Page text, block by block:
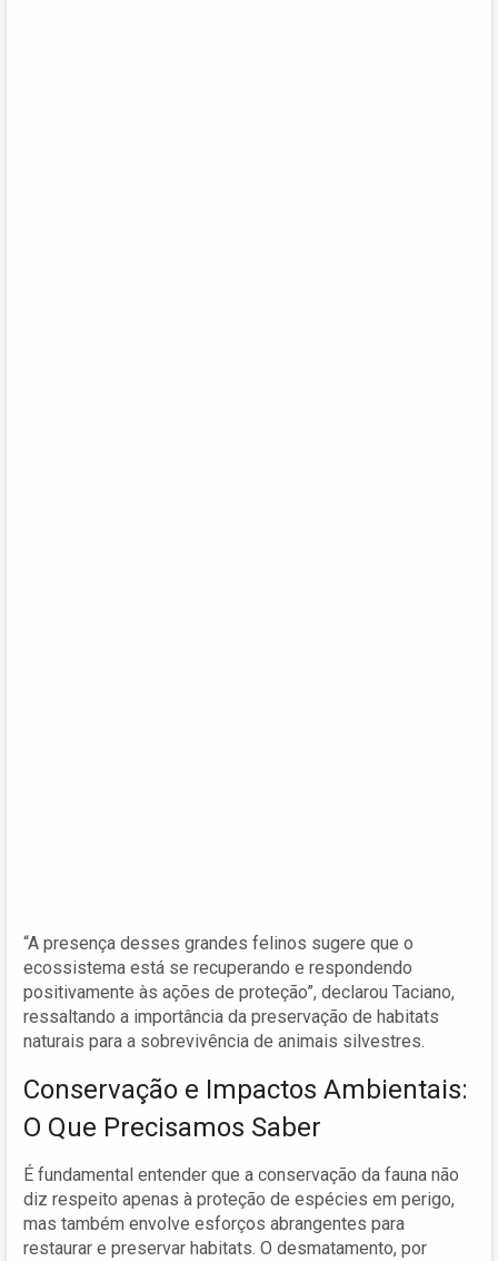
“A presença desses grandes felinos sugere que o
ecossistema está se recuperando e respondendo
positivamente às ações de proteção”, declarou Taciano,
ressaltando a importância da preservação de habitats
naturais para a sobrevivência de animais silvestres.
Conservação e Impactos Ambientais:
O Que Precisamos Saber
É fundamental entender que a conservação da fauna não
diz respeito apenas à proteção de espécies em perigo,
mas também envolve esforços abrangentes para
restaurar e preservar habitats. O desmatamento, por